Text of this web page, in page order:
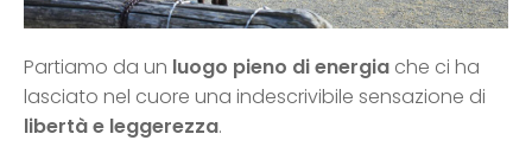
Partiamo da un luogo pieno di energia che ci ha
lasciato nel cuore una indescrivibile sensazione di
libertà e leggerezza.